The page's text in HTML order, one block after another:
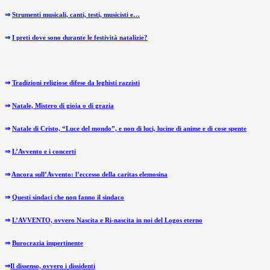
⇒ Strumenti musicali, canti, testi, musicisti e…
⇒ I preti dove sono durante le festività natalizie?
⇒ Tradizioni religiose difese da leghisti razzisti
⇒ Natale, Mistero di gioia o di grazia
⇒ Natale di Cristo, “Luce del mondo”, e non di luci, lucine di anime e di cose spente
⇒ L’Avvento e i concerti
⇒ Ancora sull’Avvento: l’eccesso della caritas elemosina
⇒ Questi sindaci che non fanno il sindaco
⇒ L’AVVENTO, ovvero Nascita e Ri-nascita in noi del Logos eterno
⇒ Burocrazia impertinente
⇒Il dissenso, ovvero i dissidenti